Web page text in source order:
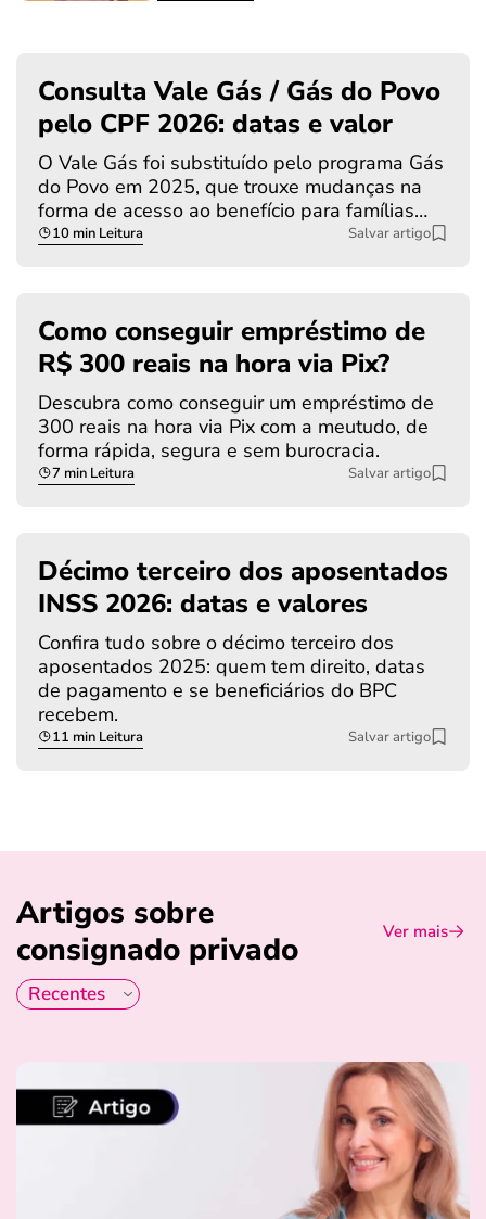
Consulta Vale Gás / Gás do Povo
pelo CPF 2026: datas e valor
O Vale Gás foi substituído pelo programa Gás
do Povo em 2025, que trouxe mudanças na
forma de acesso ao benefício para famílias…
10 min Leitura Salvar artigo
Como conseguir empréstimo de
R$ 300 reais na hora via Pix?
Descubra como conseguir um empréstimo de
300 reais na hora via Pix com a meutudo, de
forma rápida, segura e sem burocracia.
7 min Leitura Salvar artigo
Décimo terceiro dos aposentados
INSS 2026: datas e valores
Confira tudo sobre o décimo terceiro dos
aposentados 2025: quem tem direito, datas
de pagamento e se beneficiários do BPC
recebem.
11 min Leitura Salvar artigo
Artigos sobre
consignado privado
Ver mais